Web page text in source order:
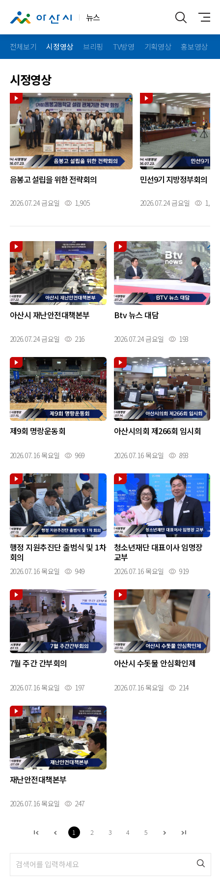
뉴스
전체보기 시정영상 브리핑 TV방영 기획영상 홍보영상
시정영상
음봉고 설립을 위한 전략회의
2026.07.24 금요일 1,905
민선9기 지방정부회의
2026.07.24 금요일 1,848
아산시 재난안전대책본부
2026.07.24 금요일 216
Btv 뉴스 대담
2026.07.24 금요일 193
제9회 명랑운동회
2026.07.16 목요일 969
아산시의회 제266회 임시회
2026.07.16 목요일 893
행정 지원추진단 출범식 및 1차
회의
2026.07.16 목요일 949
청소년재단 대표이사 임명장
교부
2026.07.16 목요일 919
7월 주간 간부회의
2026.07.16 목요일 197
아산시 수돗물 안심확인제
2026.07.16 목요일 214
재난안전대책본부
2026.07.16 목요일 247
1 2 3 4 5